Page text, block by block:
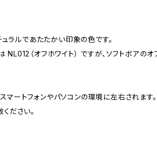
ラルであたたかい印象の色です。
（オフホワイト） ですが、ソフトボアのオ
ートフォンやパソコンの環境に左右されます
ださい。